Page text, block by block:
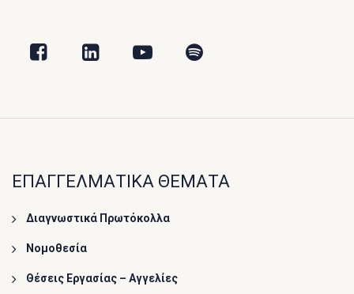
ΕΠΑΓΓΕΛΜΑΤΙΚΑ ΘΕΜΑΤΑ
Διαγνωστικά Πρωτόκολλα
Νομοθεσία
Θέσεις Εργασίας – Αγγελίες